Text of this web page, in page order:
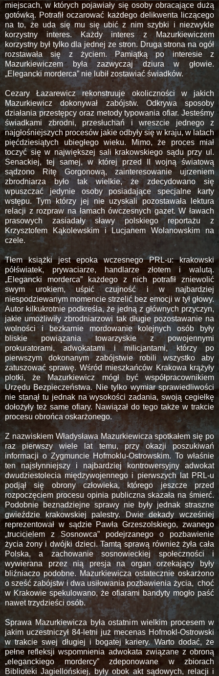
miejscach, w których pojawiały się osoby obracające dużą
gotówką. Potrafił oczarować każdego delikwenta liczącego
na to, że uda się mu się ubić z nim szybki i niezwykle
korzystny interes. Każdy interes z Mazurkiewiczem
korzystny był tylko dla jednej ze stron. Druga strona na ogół
rozstawała się z życiem. Pamiątką po interesie z
Mazurkiewiczem była zazwyczaj dziura w głowie.
„Elegancki morderca” nie lubił zostawiać świadków.
Cezary Łazarewicz rekonstruuje okoliczności w jakich
Mazurkiewicz dokonywał zabójstw. Odkrywa sposoby
działania przestępcy oraz metody typowania ofiar. Jesteśmy
świadkami zbrodni, przesłuchań i wreszcie jednego z
najgłośniejszych procesów jakie odbyły się w kraju, w latach
pięćdziesiątych ubiegłego wieku. Mimo, że proces miał
toczyć się w największej sali krakowskiego sądu przy ul.
Senackiej, tej samej, w której przed II wojną światową
sądzono Ritę Gorgonową, zainteresowanie ujrzeniem
zbrodniarza było tak wielkie, że zdecydowano się
wpuszczać jedynie osoby posiadające specjalne karty
wstępu. Tym którzy jej nie uzyskali pozostawała lektura
relacji z rozpraw na łamach ówczesnych gazet. W ławach
prasowych zasiadały sławy polskiego reportażu z
Krzysztofem Kąkolewskim i Lucjanem Wolanowskim na
czele.
Tłem książki jest epoka wczesnego PRL-u: krakowski
półświatek, prywaciarze, handlarze złotem i walutą.
„Elegancki morderca” każdego z nich potrafił zniewolić
swym urokiem, uśpić czujność i w najbardziej
niespodziewanym momencie strzelić bez emocji w tył głowy.
Autor kilkukrotnie podkreśla, że jedną z głównych przyczyn,
jakie umożliwiły zbrodniarzowi tak długie pozostawanie na
wolności i bezkarnie mordowanie kolejnych osób były
bliskie powiązania towarzyskie z powojennymi
prokuratorami, adwokatami i milicjantami, którzy po
pierwszym dokonanym zabójstwie robili wszystko aby
zatuszować sprawę. Wśród mieszkańców Krakowa krążyły
plotki, że Mazurkiewicz mógł być współpracownikiem
Urzędu Bezpieczeństwa. Nie tylko wymiar sprawiedliwości
nie stanął tu jednak na wysokości zadania, swoją cegiełkę
dołożyły też same ofiary. Nawiązał do tego także w trakcie
procesu obrońca oskarżonego.
Z nazwiskiem Władysława Mazurkiewicza spotkałem się po
raz pierwszy wiele lat temu, przy okazji poszukiwań
informacji o Zygmuncie Hofmoklu-Ostrowskim. To właśnie
ten najsłynniejszy i najbardziej kontrowersyjny adwokat
dwudziestolecia międzywojennego i pierwszych lat PRL-u
podjął się obrony człowieka, którego jeszcze przed
rozpoczęciem procesu opinia publiczna skazała na śmierć.
Podobnie beznadziejne sprawy nie były jednak straszne
gwieździe krakowskiej palestry. Dwie dekady wcześniej
reprezentował w sądzie Pawła Grzeszolskiego, zwanego
„trucicielem z Sosnowca” podejrzanego o pozbawienie
życia żony i dwójki dzieci. Tamtą sprawą również żyła cała
Polska, a zachowanie sosnowieckiej społeczności i
wywierana przez nią presja na organ orzekający były
bliźniaczo podobne. Mazurkiewicza ostatecznie oskarżono
o sześć zabójstw i dwa usiłowania pozbawienia życia, choć
w Krakowie spekulowano, że ofiarami bandyty mogło paść
nawet trzydzieści osób.
Sprawa Mazurkiewicza była ostatnim wielkim procesem w
jakim uczestniczył 84-letni już mecenas Hofmokl-Ostrowski
w trakcie swej długiej i bogatej kariery. Warto dodać, że
pełne refleksji wspomnienia adwokata związane z obroną
„eleganckiego mordercy” zdeponowane w zbiorach
Biblioteki Jagiellońskiej, były obok akt sądowych, relacji i